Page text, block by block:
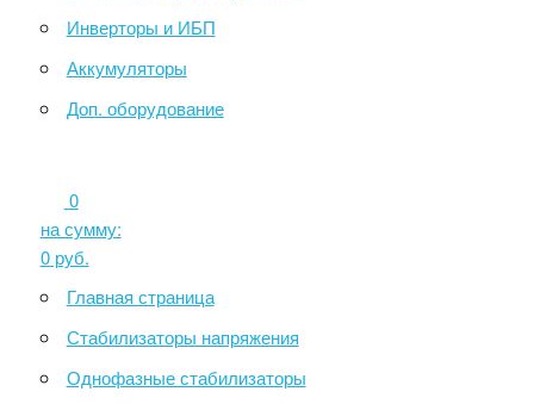
Инверторы и ИБП
Аккумуляторы
Доп. оборудование
0
на сумму:
0руб.
Главная страница
Стабилизаторы напряжения
Однофазные стабилизаторы